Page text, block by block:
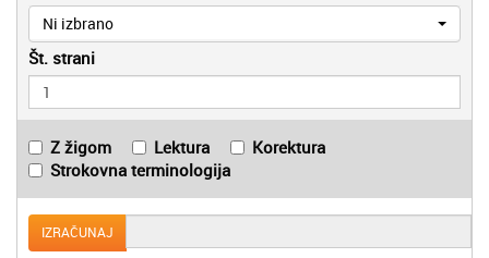
Ni izbrano
Št. strani
Z žigom Lektura
Korektura
Strokovna terminologija
IZRAČUNAJ